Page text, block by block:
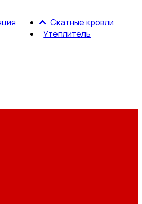
Скатные кровли
Утеплитель